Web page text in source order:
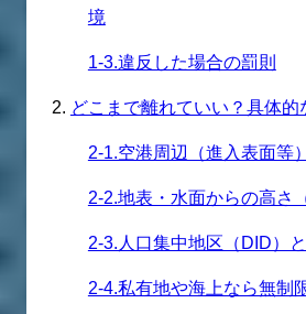
境
1-3.違反した場合の罰則
どこまで離れていい？具体的
2-1.空港周辺（進入表面等
2-2.地表・水面からの高さ
2-3.人口集中地区（DID）
2-4.私有地や海上なら無制